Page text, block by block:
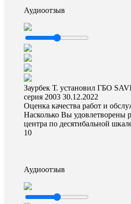
Аудиоотзыв
Заурбек Т. установил ГБО
серия 2003 30.12.2022
Оценка качества работ и
Насколько Вы удовлетворены
центра по десятибальной
10
Аудиоотзыв